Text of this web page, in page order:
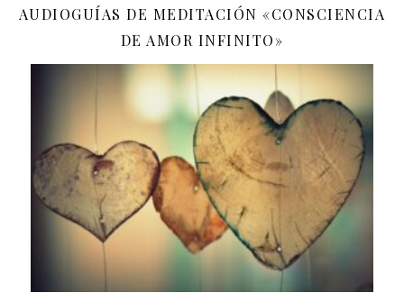
AUDIOGUÍAS DE MEDITACIÓN «CONSCIENCIA
DE AMOR INFINITO»